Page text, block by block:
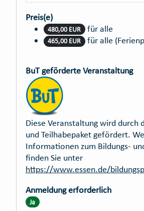
Preis(e)
480,00 EUR für alle
465,00 EUR für alle
BuT geförderte Veranstaltung
Diese Veranstaltung wird durch
und Teilhabepaket gefördert.
Informationen zum Bildungs-
finden Sie unter
https://www.essen.de/
Anmeldung erforderlich
Ja